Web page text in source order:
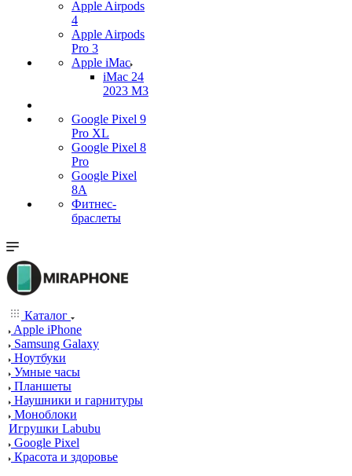
Apple Airpods
4
Apple Airpods
Pro 3
Apple iMac
iMac 24
2023 M3
Google Pixel 9
Pro XL
Google Pixel 8
Pro
Google Pixel
8A
Фитнес-
браслеты
Каталог
Apple iPhone
Samsung Galaxy
Ноутбуки
Умные часы
Планшеты
Наушники и гарнитуры
Моноблоки
Игрушки Labubu
Google Pixel
Красота и здоровье